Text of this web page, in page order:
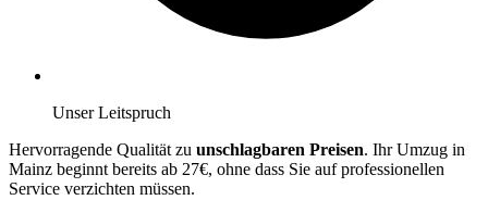
Unser Leitspruch
Hervorragende Qualität zu unschlagbaren Preisen. Ihr Umzug in
Mainz beginnt bereits ab 27€, ohne dass Sie auf professionellen
Service verzichten müssen.